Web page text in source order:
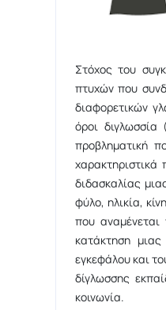
Στόχος του
πτυχών που
διαφορετικών
όροι
προβληματική
διδασκαλίας
φύλο, ηλικία,
που αναμένεται
κατάκτηση
εγκεφάλου και
δίγλωσσης
κοινωνία.